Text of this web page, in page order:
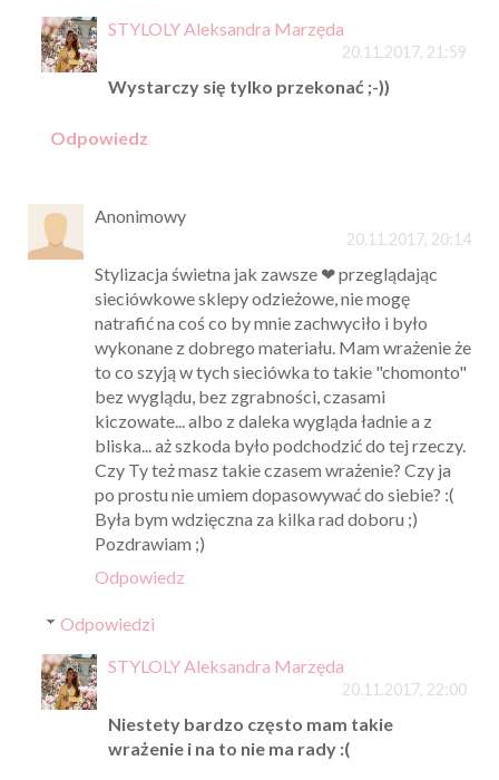
STYLOLY Aleksandra Marzęda
20.11.2017, 21:59
Wystarczy się tylko przekonać ;-))
Odpowiedz
Anonimowy
20.11.2017, 20:14
Stylizacja świetna jak zawsze ❤ przeglądając
sieciówkowe sklepy odzieżowe, nie mogę
natrafić na coś co by mnie zachwyciło i było
wykonane z dobrego materiału. Mam wrażenie że
to co szyją w tych sieciówka to takie "chomonto"
bez wyglądu, bez zgrabności, czasami
kiczowate... albo z daleka wygląda ładnie a z
bliska... aż szkoda było podchodzić do tej rzeczy.
Czy Ty też masz takie czasem wrażenie? Czy ja
po prostu nie umiem dopasowywać do siebie? :(
Była bym wdzięczna za kilka rad doboru ;)
Pozdrawiam ;)
Odpowiedz
Odpowiedzi
STYLOLY Aleksandra Marzęda
20.11.2017, 22:00
Niestety bardzo często mam takie
wrażenie i na to nie ma rady :(